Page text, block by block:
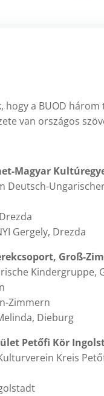
hogy a BUOD
van országos
Magyar
Deutsch-
Gergely, Drezda
Groß-
Kindergruppe,
Zimmern
Dieburg
Petőfi Kör
Kreis